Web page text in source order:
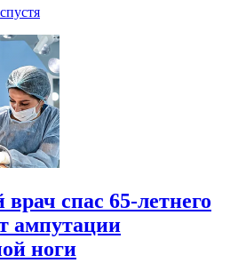
спас 65-летнего
ампутации
ноги